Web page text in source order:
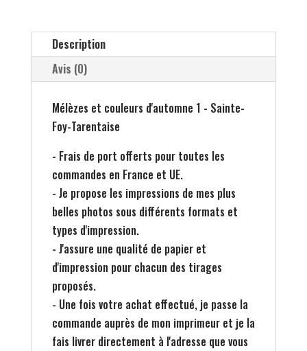
1
Description
Avis (0)
Mélèzes et couleurs d'automne 1 - Sainte-
Foy-Tarentaise
- Frais de port offerts pour toutes les
commandes en France et UE.
- Je propose les impressions de mes plus
belles photos sous différents formats et
types d'impression.
- J'assure une qualité de papier et
d'impression pour chacun des tirages
proposés.
- Une fois votre achat effectué, je passe la
commande auprès de mon imprimeur et je la
fais livrer directement à l'adresse que vous